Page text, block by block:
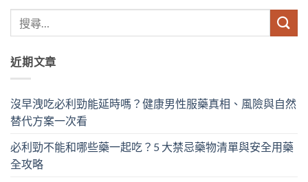
近期文章
沒早洩吃必利勁能延時嗎？健康男性服藥真相、風險與自然
替代方案一次看
必利勁不能和哪些藥一起吃？5 大禁忌藥物清單與安全用藥
全攻略